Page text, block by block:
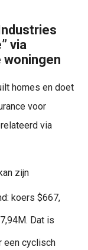
via
homes en doet
voor
via
zijn
koers $667,
Dat is
een cyclisch